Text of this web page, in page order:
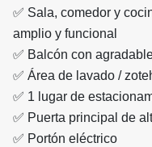
✅ Sala, comedor y
amplio y funcional
✅ Balcón con
✅ Área de lavado /
✅ 1 lugar de
✅ Puerta principal de
✅ Portón eléctrico